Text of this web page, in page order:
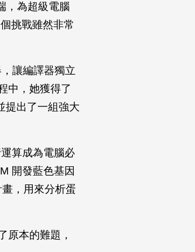
，為超級電腦
挑戰雖然非常
讓編譯器獨立
中，她獲得了
提出了一組強大
算成為電腦必
開發藍色基因
，用來分析蛋
原本的難題，